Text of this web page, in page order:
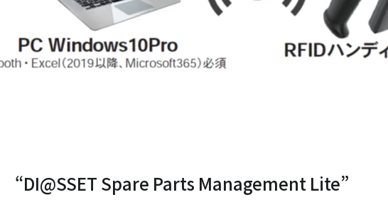
Spare Parts Management Lite”